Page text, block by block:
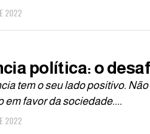
2022
política: o
tem o seu lado positivo.
em favor da sociedade....
2022